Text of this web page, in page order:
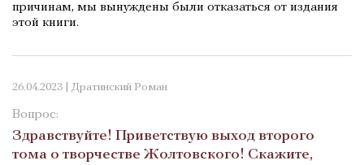
причинам, мы вынуждены были отказаться от издания
этой книги.
26.04.2023 | Дратинский Роман
Вопрос:
Здравствуйте! Приветствую выход второго
тома о творчестве Жолтовского! Скажите,